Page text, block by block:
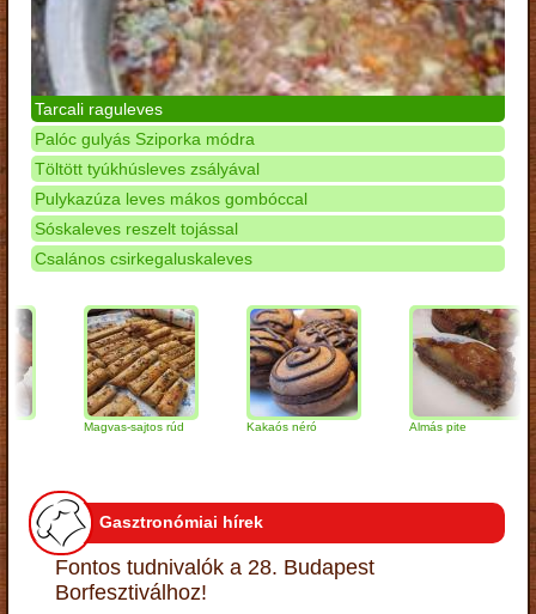
Tarcali raguleves
Palóc gulyás Sziporka módra
Töltött tyúkhúsleves zsályával
Pulykazúza leves mákos gombóccal
Sóskaleves reszelt tojással
Csalános csirkegaluskaleves
Magvas-sajtos rúd Kakaós néró Almás pite
Gasztronómiai hírek
Fontos tudnivalók a 28. Budapest
Borfesztiválhoz!